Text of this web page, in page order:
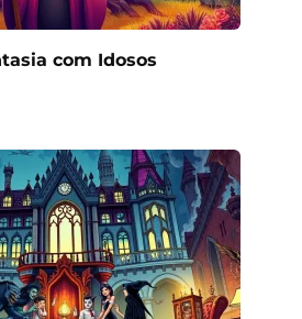
com Idosos